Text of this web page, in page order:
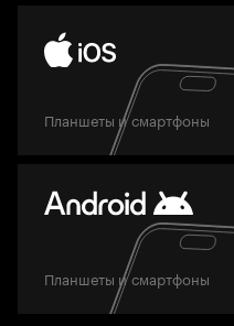
Планшеты и смартфоны
Планшеты и смартфоны